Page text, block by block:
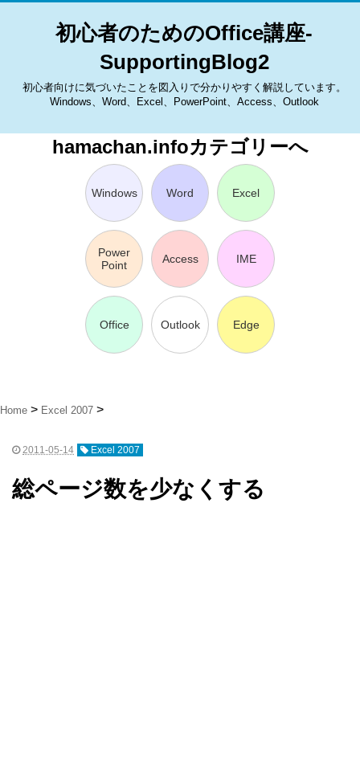
初心者のためのOffice講座-
SupportingBlog2
初心者向けに気づいたことを図入りで分かりやすく解説しています。
Windows、Word、Excel、PowerPoint、Access、Outlook
hamachan.infoカテゴリーへ
Windows Word Excel
Power
Point
Access IME
Office Outlook Edge
Home Excel 2007
2011-05-14 Excel 2007
総ページ数を少なくする